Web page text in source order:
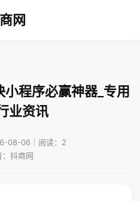
网
程序必赢神器_专用
业资讯
08-06｜阅读：2
：抖商网